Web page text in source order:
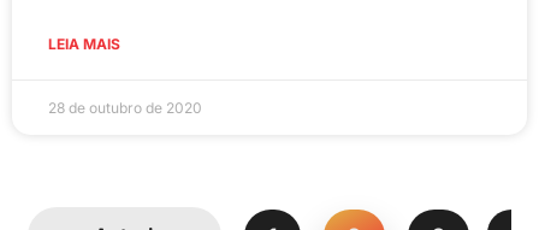
LEIA MAIS
28 de outubro de 2020